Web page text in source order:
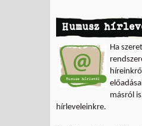
Humusz
Ha
másról
hírleveleinkre.